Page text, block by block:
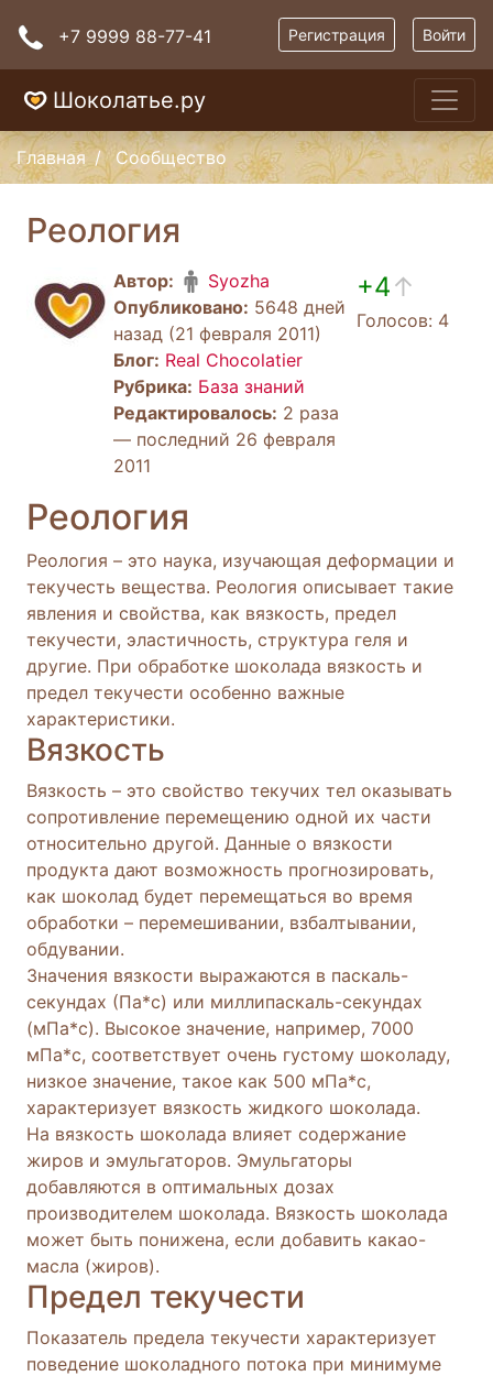
+7 9999 88-77-41 Регистрация Войти
Шоколатье.ру
Главная Сообщество
Реология
Автор:
Syozha
Опубликовано: 5648 дней
назад (21 февраля 2011)
Блог: Real Chocolatier
Рубрика: База знаний
Редактировалось: 2 раза
— последний 26 февраля
2011
+4↑
Голосов: 4
Реология
Реология – это наука, изучающая деформации и
текучесть вещества. Реология описывает такие
явления и свойства, как вязкость, предел
текучести, эластичность, структура геля и
другие. При обработке шоколада вязкость и
предел текучести особенно важные
характеристики.
Вязкость
Вязкость – это свойство текучих тел оказывать
сопротивление перемещению одной их части
относительно другой. Данные о вязкости
продукта дают возможность прогнозировать,
как шоколад будет перемещаться во время
обработки – перемешивании, взбалтывании,
обдувании.
Значения вязкости выражаются в паскаль-
секундах (Па*с) или миллипаскаль-секундах
(мПа*с). Высокое значение, например, 7000
мПа*с, соответствует очень густому шоколаду,
низкое значение, такое как 500 мПа*с,
характеризует вязкость жидкого шоколада.
На вязкость шоколада влияет содержание
жиров и эмульгаторов. Эмульгаторы
добавляются в оптимальных дозах
производителем шоколада. Вязкость шоколада
может быть понижена, если добавить какао-
масла (жиров).
Предел текучести
Показатель предела текучести характеризует
поведение шоколадного потока при минимуме